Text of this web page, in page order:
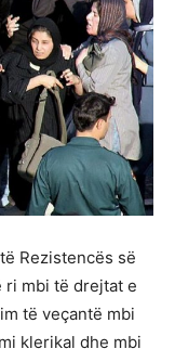
Rezistencës së
ri mbi të drejtat e
të veçantë mbi
klerikal dhe mbi